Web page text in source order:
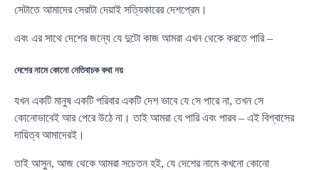
সেটাতে আমাদের সেরাটা দেয়াই সত্যিকারের দেশপ্রেম।
এবং এর সাথে দেশের জন্যে যে দুটো কাজ আমরা এখন থেকে করতে পারি –
দেশের নামে কোনো নেতিবাচক কথা নয়
যখন একটি মানুষ একটি পরিবার একটি দেশ ভাবে যে সে পারে না, তখন সে
কোনোভাবেই আর পেরে উঠে না। তাই আমরা যে পারি এবং পারব – এই বিশ্বাসের
দায়িত্ব আমাদেরই।
তাই আসুন, আজ থেকে আমরা সচেতন হই, যে দেশের নামে কখনো কোনো